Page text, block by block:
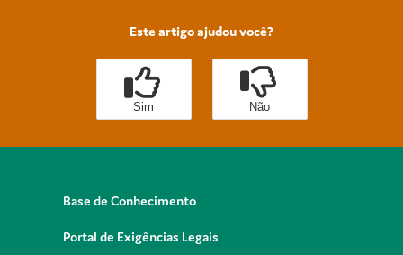
Este artigo ajudou você?
Sim Não
Base de Conhecimento
Portal de Exigências Legais